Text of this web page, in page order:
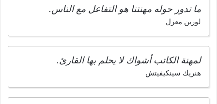
ما تدور حوله مهنتنا هو التفاعل مع الناس.
لورين معزل
لمهنة الكاتب أشواك لا يحلم بها القارئ.
هنريك سينكيفيتش